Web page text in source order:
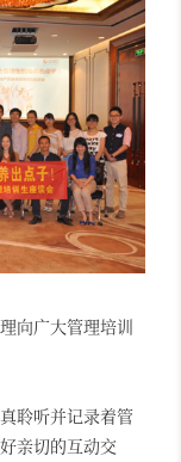
向广大管理培训
聆听并记录着管
亲切的互动交